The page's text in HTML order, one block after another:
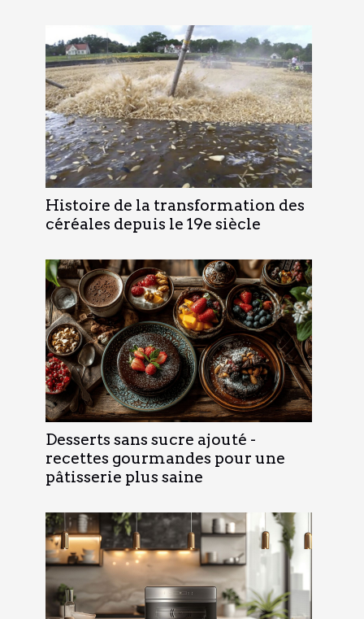
Histoire de la transformation des
céréales depuis le 19e siècle
Desserts sans sucre ajouté -
recettes gourmandes pour une
pâtisserie plus saine